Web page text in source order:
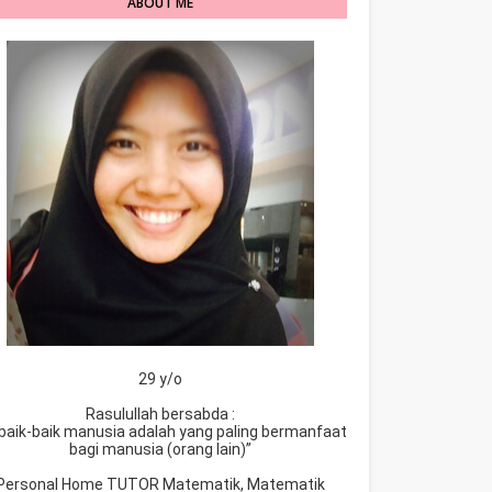
29 y/o
Rasulullah bersabda :
baik manusia adalah yang paling bermanfaat
bagi manusia (orang lain)”
Home TUTOR Matematik, Matematik